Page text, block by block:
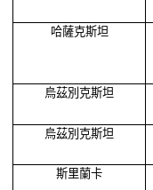
哈薩克斯坦
烏茲別克斯坦
烏茲別克斯坦
斯里蘭卡